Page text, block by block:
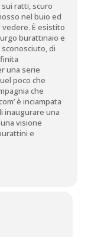
ratti, scuro
nel buio ed
È esistito
burattinaio e
di
una serie
poco che
che
è inciampata
inaugurare una
visione
e